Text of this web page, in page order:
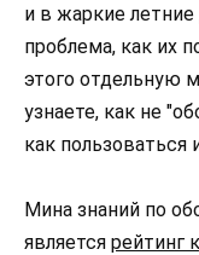
и в жаркие
проблема, как их
этого отдельную
узнаете, как не
как пользоваться
Мина знаний по
является рейтинг